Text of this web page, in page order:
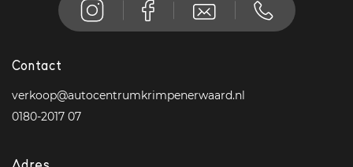
Contact
verkoop@autocentrumkrimpenerwaard.nl
0180-2017 07